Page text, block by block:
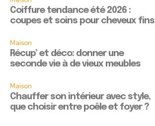
Coiffure tendance été 2026 :
coupes et soins pour cheveux fins
Maison
Récup’ et déco: donner une
seconde vie à de vieux meubles
Maison
Chauffer son intérieur avec style,
que choisir entre poêle et foyer ?